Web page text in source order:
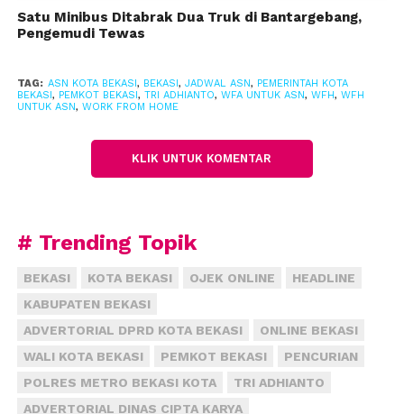
“Yang utama adalah memastikan produktivitas tetap
Tri menambahkan, perangkat daerah yang berkaitan
langsung dengan pelayanan publik tetap beroperasi
dengan sistem kehadiran yang disesuaikan.
Selain itu, kebijakan WFH juga dimanfaatkan untuk
transparan, dan bisa diakses tanpa batas ruang,”
katanya.
Satu Minibus Ditabrak Dua Truk di Bantargebang,
Pengemudi Tewas
TAG: ASN KOTA BEKASI, BEKASI, JADWAL ASN, PEMERINTAH KOTA
BEKASI, PEMKOT BEKASI, TRI ADHIANTO, WFA UNTUK ASN, WFH, WFH
UNTUK ASN, WORK FROM HOME
KLIK UNTUK KOMENTAR
# Trending Topik
BEKASI KOTA BEKASI OJEK ONLINE
HEADLINE
KABUPATEN BEKASI
ADVERTORIAL DPRD KOTA BEKASI
ONLINE BEKASI
WALI KOTA BEKASI
PEMKOT BEKASI
PENCURIAN
POLRES METRO BEKASI KOTA
TRI ADHIANTO
ADVERTORIAL DINAS CIPTA KARYA